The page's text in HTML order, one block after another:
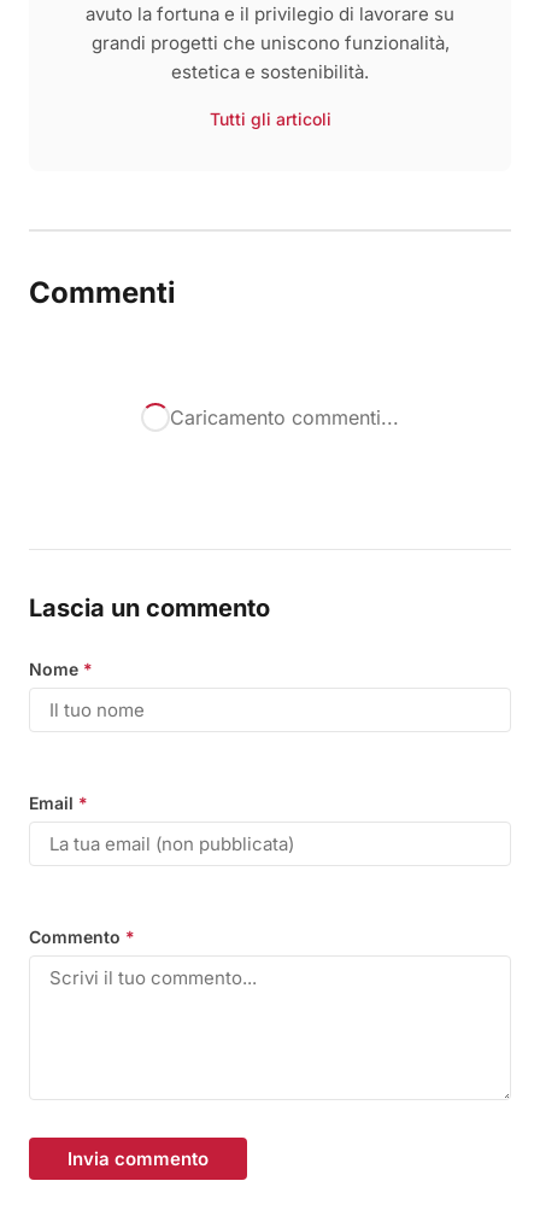
avuto la fortuna e il privilegio di lavorare su
grandi progetti che uniscono funzionalità,
estetica e sostenibilità.
Tutti gli articoli
Commenti
Caricamento commenti...
Lascia un commento
Nome *
Email *
Commento *
Invia commento